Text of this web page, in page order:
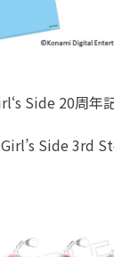
Side 20周年
Side 3rd